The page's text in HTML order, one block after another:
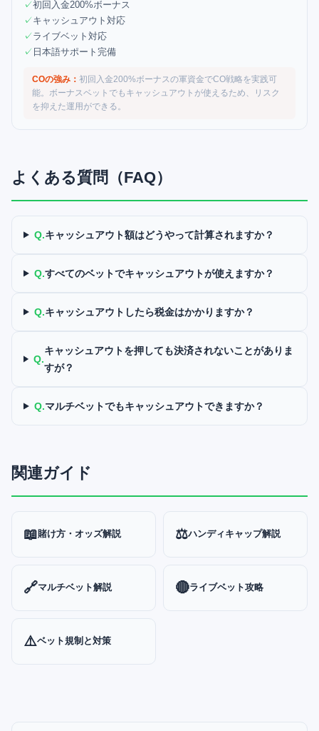
✓初回入金200%ボーナス
✓キャッシュアウト対応
✓ライブベット対応
✓ 日本語サポート完備
COの強み： 初回入金200%ボーナスの軍資金でCO戦略を実践可
能。ボーナスベットでもキャッシュアウトが使えるため、リスク
を抑えた運用ができる。
よくある質問（FAQ）
Q.キャッシュアウト額はどうやって計算されますか？
Q.すべてのベットでキャッシュアウトが使えますか？
Q.キャッシュアウトしたら税金はかかりますか？
Q.
キャッシュアウトを押しても決済されないことがありま
すが？
Q.マルチベットでもキャッシュアウトできますか？
関連ガイド
📖賭け方・オッズ解説 ⚖️ハンディキャップ解説
🔗マルチベット解説 🔴ライブベット攻略
⚠️ベット規制と対策